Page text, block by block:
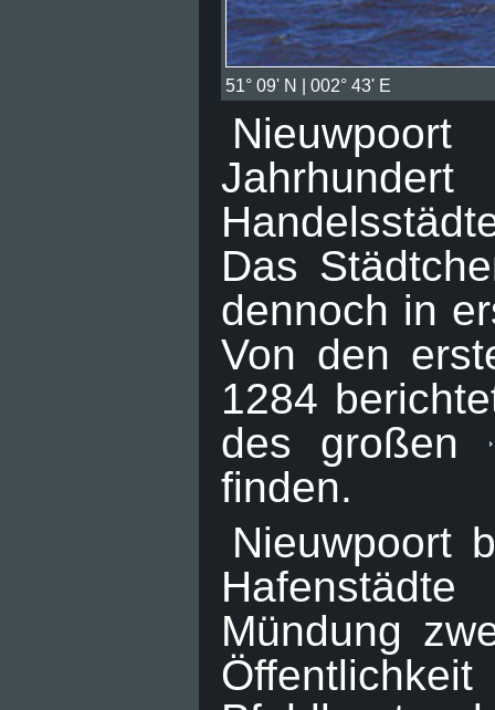
51° 09' N | 002° 43' E
Das
dennoch in
Von den
1284
des großen
finden.
Nieuwpoort
Mündung